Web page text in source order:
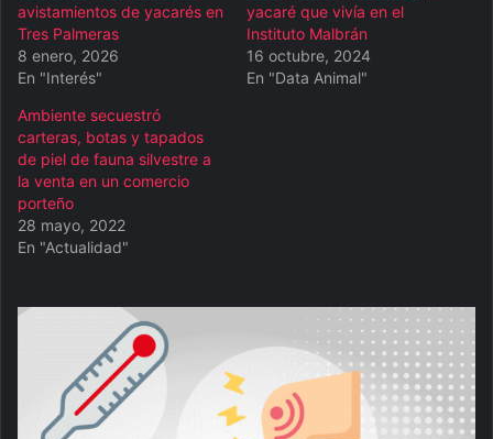
avistamientos de yacarés en
Tres Palmeras
8 enero, 2026
En "Interés"
yacaré que vivía en el
Instituto Malbrán
16 octubre, 2024
En "Data Animal"
Ambiente secuestró
carteras, botas y tapados
de piel de fauna silvestre a
la venta en un comercio
porteño
28 mayo, 2022
En "Actualidad"